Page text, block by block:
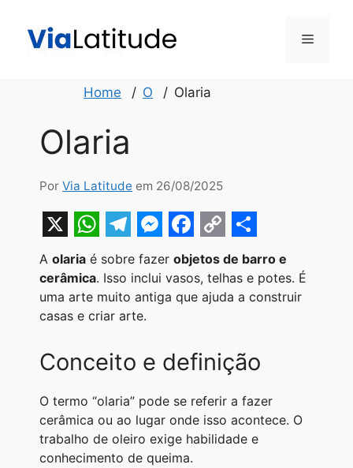
Menu
Home O Olaria
Olaria
Por Via Latitude em 26/08/2025
X W
h
a
t
s
A
p
p
T
e
l
e
g
r
a
m
M
e
s
s
e
n
g
e
r
F
a
c
b
o
o
k
C
o
p
L
i
n
k
S
h
a
e
A olaria é sobre fazer objetos de barro e
cerâmica. Isso inclui vasos, telhas e potes. É
uma arte muito antiga que ajuda a construir
casas e criar arte.
Conceito e definição
O termo “olaria” pode se referir a fazer
cerâmica ou ao lugar onde isso acontece. O
trabalho de oleiro exige habilidade e
conhecimento de queima.